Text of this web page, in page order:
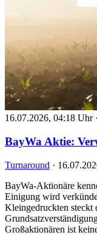
16.07.2026, 04:18 Uhr ·
BayWa Aktie:
Turnaround ·
BayWa-Aktionäre
Einigung wird
Kleingedruckten steckt
Großaktionären ist